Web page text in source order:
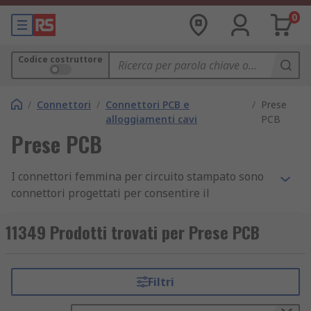
0
Codice costruttore
/ Connettori / Connettori PCB e
alloggiamenti cavi
/ Prese
PCB
Prese PCB
I connettori femmina per circuito stampato sono
connettori progettati per consentire il
(PCB) senza cablaggio. Sono collegati a un circuito
stampato per garantire un collegamento più
stampato (femmina) e i connettori maschio per
circuito stampato sono utilizzati in coppia, un
11349 Prodotti trovati per Prese PCB
Filtri